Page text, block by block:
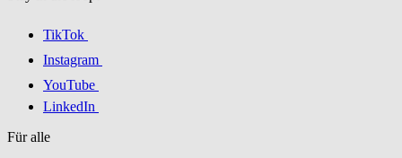
TikTok
Instagram
YouTube
LinkedIn
Für alle